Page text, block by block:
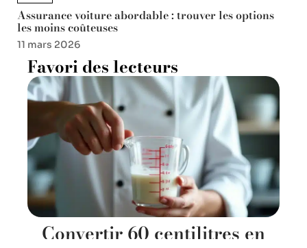
Assurance voiture abordable : trouver les options
les moins coûteuses
11 mars 2026
Favori des lecteurs
Convertir 60 centilitres en